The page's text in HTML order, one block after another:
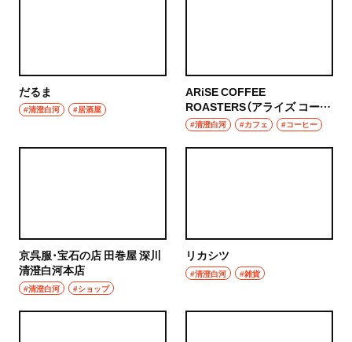
だるま
#清澄白河 #居酒屋
ARiSE COFFEE
ROASTERS（アライズ コーヒ
ー ロースターズ）
#清澄白河 #カフェ #コーヒー
京呉服･宝石の店 田巻屋 深川
清澄白河本店
#清澄白河 #ショップ
リカシツ
#清澄白河 #雑貨